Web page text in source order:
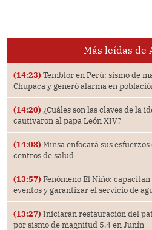
Más leídas de
(14:23) Temblor en Perú: sismo de
Chupaca y generó alarma en
(14:20) ¿Cuáles son las claves de la
cautivaron al papa León XIV?
(14:08) Minsa enfocará sus
centros de salud
(13:57) Fenómeno El Niño:
eventos y garantizar el servicio de
(13:27) Iniciarán restauración del
por sismo de magnitud 5.4 en Junín